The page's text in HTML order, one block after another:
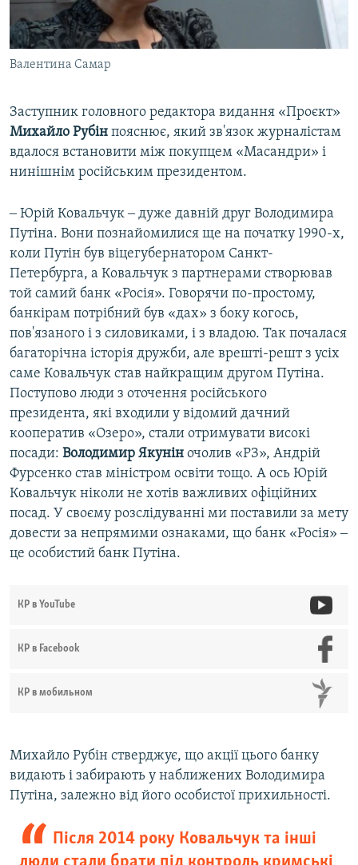
Валентина Самар
Заступник головного редактора видання «Проєкт»
Михайло Рубін пояснює, який зв'язок журналістам
вдалося встановити між покупцем «Масандри» і
нинішнім російським президентом.
‒ Юрій Ковальчук ‒ дуже давній друг Володимира
Путіна. Вони познайомилися ще на початку 1990-х,
коли Путін був віцегубернатором Санкт-
Петербурга, а Ковальчук з партнерами створював
той самий банк «Росія». Говорячи по-простому,
банкірам потрібний був «дах» з боку когось,
пов'язаного і з силовиками, і з владою. Так почалася
багаторічна історія дружби, але врешті-решт з усіх
саме Ковальчук став найкращим другом Путіна.
Поступово люди з оточення російського
президента, які входили у відомий дачний
кооператив «Озеро», стали отримувати високі
посади: Володимир Якунін очолив «РЗ», Андрій
Фурсенко став міністром освіти тощо. А ось Юрій
Ковальчук ніколи не хотів важливих офіційних
посад. У своєму розслідуванні ми поставили за мету
довести за непрямими ознаками, що банк «Росія» ‒
це особистий банк Путіна.
КР в YouTube
КР в Facebook
КР в мобильном
Михайло Рубін стверджує, що акції цього банку
видають і забирають у наближених Володимира
Путіна, залежно від його особистої прихильності.
Після 2014 року Ковальчук та інші